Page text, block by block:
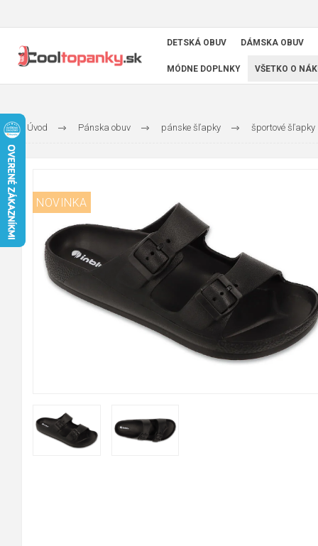
DETSKÁ OBUV DÁMSKA OBUV
MÓDNE DOPLNKY VŠETKO O
Úvod Pánska obuv pánske šľapky športové šľapky
NOVINKA